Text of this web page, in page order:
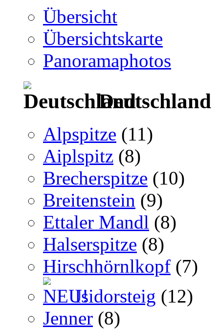
Übersicht
Übersichtskarte
Panoramaphotos
Deutschland
Alpspitze (11)
Aiplspitz (8)
Brecherspitze (10)
Breitenstein (9)
Ettaler Mandl (8)
Halserspitze (8)
Hirschhörnlkopf (7)
Isidorsteig (12)
Jenner (8)